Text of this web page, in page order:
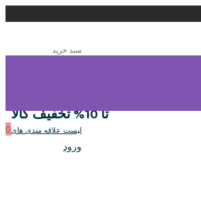
سبد خرید
لیست علاقه مندی های0
ورود
تا 10% تخفیف کالا